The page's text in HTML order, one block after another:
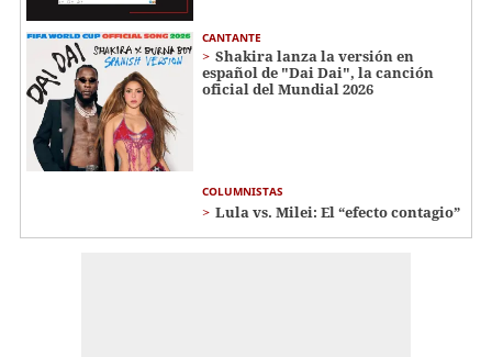
CANTANTE
Shakira lanza la versión en
español de "Dai Dai", la canción
oficial del Mundial 2026
COLUMNISTAS
Lula vs. Milei: El “efecto contagio”